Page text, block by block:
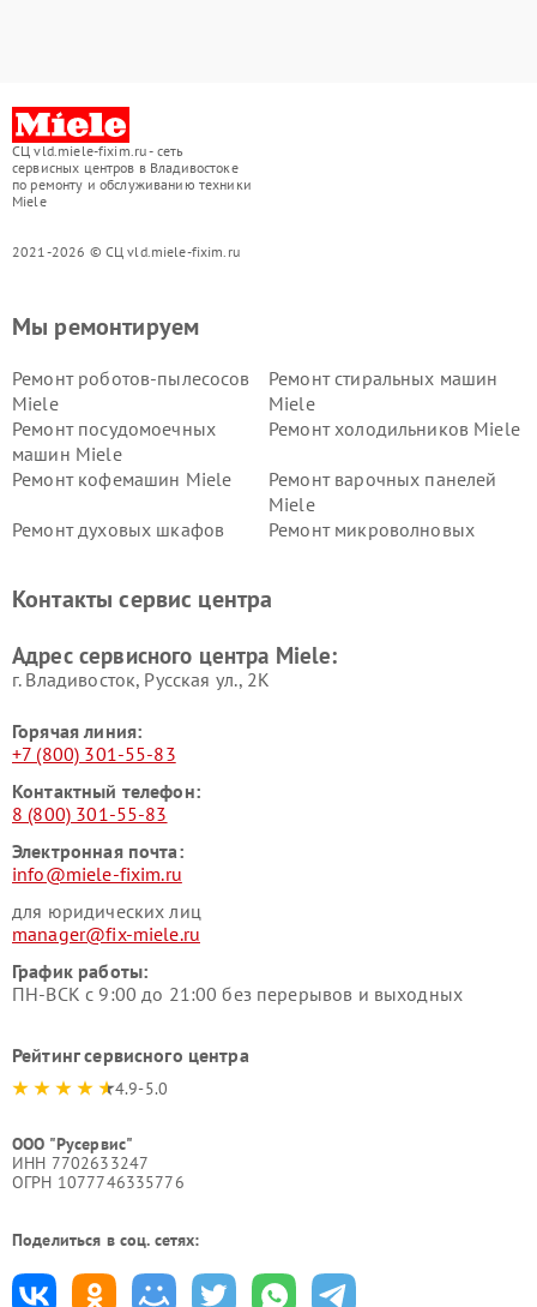
СЦ vld.miele-fixim.ru - сеть
сервисных центров в Владивостоке
по ремонту и обслуживанию техники
Miele
2021-2026 © СЦ vld.miele-fixim.ru
Мы ремонтируем
Ремонт роботов-пылесосов
Miele
Ремонт стиральных машин
Miele
Ремонт посудомоечных
машин Miele
Ремонт холодильников Miele
Ремонт кофемашин Miele
Ремонт варочных панелей
Miele
Ремонт духовых шкафов
Ремонт микроволновых
Miele
Miele
пылесосов Miele
Контакты сервис центра
Адрес сервисного центра Miele:
г. Владивосток, Русская ул., 2К
Горячая линия:
+7 (800) 301-55-83
Контактный телефон:
8 (800) 301-55-83
Электронная почта:
info@miele-fixim.ru
для юридических лиц
manager@fix-miele.ru
График работы:
ПН-ВСК с 9:00 до 21:00 без перерывов и выходных
Рейтинг сервисного центра
4.9-5.0
ООО "Русервис"
ИНН 7702633247
ОГРН 1077746335776
Поделиться в соц. сетях: